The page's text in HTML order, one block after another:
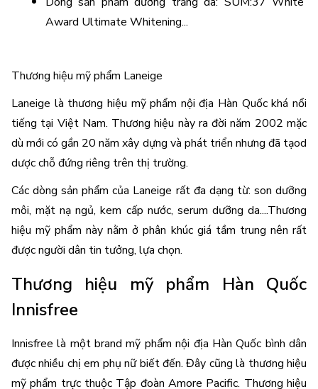
Award Ultimate Whitening...
Thương hiệu mỹ phẩm Laneige
Laneige là thương hiệu mỹ phẩm nội địa Hàn Quốc khá nổi
tiếng tại Việt Nam. Thương hiệu này ra đời năm 2002 mặc
dù mới có gần 20 năm xây dựng và phát triển nhưng đã tạod
dược chỗ đứng riêng trên thị trường.
Các dòng sản phẩm của Laneige rất đa dạng từ: son dưỡng
môi, mặt nạ ngủ, kem cấp nước, serum dưỡng da....Thương
hiệu mỹ phẩm này nằm ở phân khúc giá tầm trung nên rất
được người dân tin tưởng, lựa chọn.
Thương hiệu mỹ phẩm Hàn Quốc
Innisfree
Innisfree là một brand mỹ phẩm nội địa Hàn Quốc bình dân
được nhiều chị em phụ nữ biết đến. Đây cũng là thương hiệu
mỹ phẩm trực thuộc Tập đoàn Amore Pacific. Thương hiệu